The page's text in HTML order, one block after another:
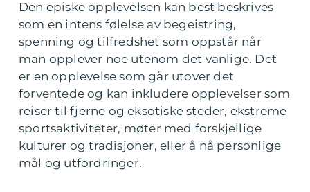
Den episke opplevelsen kan best beskrives
som en intens følelse av begeistring,
spenning og tilfredshet som oppstår når
man opplever noe utenom det vanlige. Det
er en opplevelse som går utover det
forventede og kan inkludere opplevelser som
reiser til fjerne og eksotiske steder, ekstreme
sportsaktiviteter, møter med forskjellige
kulturer og tradisjoner, eller å nå personlige
mål og utfordringer.